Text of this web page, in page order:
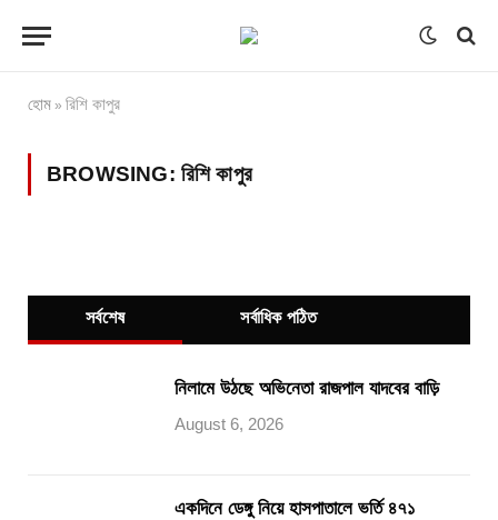
হোম » রিশি কাপুর
BROWSING: রিশি কাপুর
সর্বশেষ সর্বাধিক পঠিত
নিলামে উঠছে অভিনেতা রাজপাল যাদবের বাড়ি
August 6, 2026
একদিনে ডেঙ্গু নিয়ে হাসপাতালে ভর্তি ৪৭১